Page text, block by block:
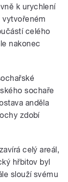
k urychlení
celého
nakonec
sochaře
anděla
zdobí
celý areál,
hřbitov byl
slouží svému